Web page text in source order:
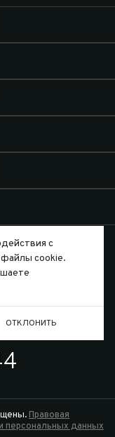
Правовая
персональных данных
с
файлы cookie.
ОТКЛОНИТЬ